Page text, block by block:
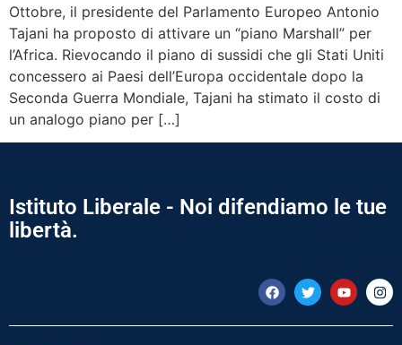
Ottobre, il presidente del Parlamento Europeo Antonio
Tajani ha proposto di attivare un “piano Marshall” per
l’Africa. Rievocando il piano di sussidi che gli Stati Uniti
concessero ai Paesi dell’Europa occidentale dopo la
Seconda Guerra Mondiale, Tajani ha stimato il costo di
un analogo piano per […]
Istituto Liberale - Noi difendiamo le tue
libertà.